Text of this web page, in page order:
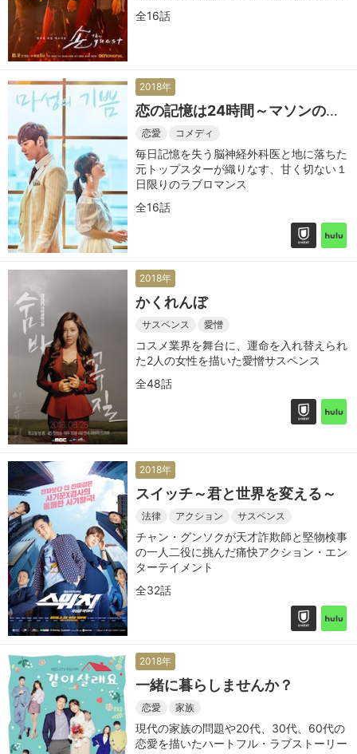
魔退治に挑むミステリー・サスペンス！
全16話
2018年
恋の記憶は24時間～マソンの喜
び～
恋愛 コメディ
毎日記憶を失う脳神経外科医と地に落ちた
元トップスターが織りなす、甘く切ない１
日限りのラブロマンス
全16話
2018年
かくれんぼ
サスペンス 愛憎
コスメ業界を舞台に、運命を入れ替えられ
た2人の女性を描いた愛憎サスペンス
全48話
2018年
スイッチ～君と世界を変える～
法律 アクション サスペンス
チャン・グンソクが天才詐欺師と堅物検事
の一人二役に挑んだ痛快アクション・エン
ターテイメント
全32話
2018年
一緒に暮らしませんか？
恋愛 家族
現代の家族の問題や20代、30代、60代の
恋愛を描いたハートフル・ラブストーリー